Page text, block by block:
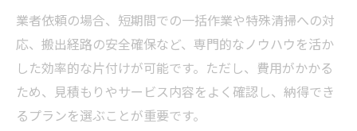
業者依頼の場合、短期間での一括作業や特殊清掃への対
応、搬出経路の安全確保など、専門的なノウハウを活か
した効率的な片付けが可能です。ただし、費用がかかる
ため、見積もりやサービス内容をよく確認し、納得でき
るプランを選ぶことが重要です。